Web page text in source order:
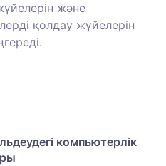
және
қолдау жүйелерін
компьютерлік